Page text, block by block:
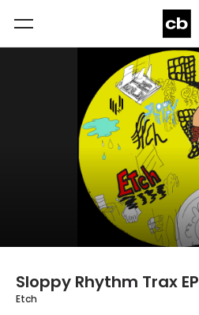
Sloppy Rhythm Trax EP
Etch